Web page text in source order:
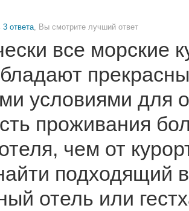
3 ответа, Вы смотрите лучший ответ
все морские
условиями для
проживания
чем от
подходящий
отель или